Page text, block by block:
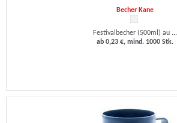
Becher Kane
Festivalbecher (500ml) au ...
ab 0,23 €, mind. 1000 Stk.